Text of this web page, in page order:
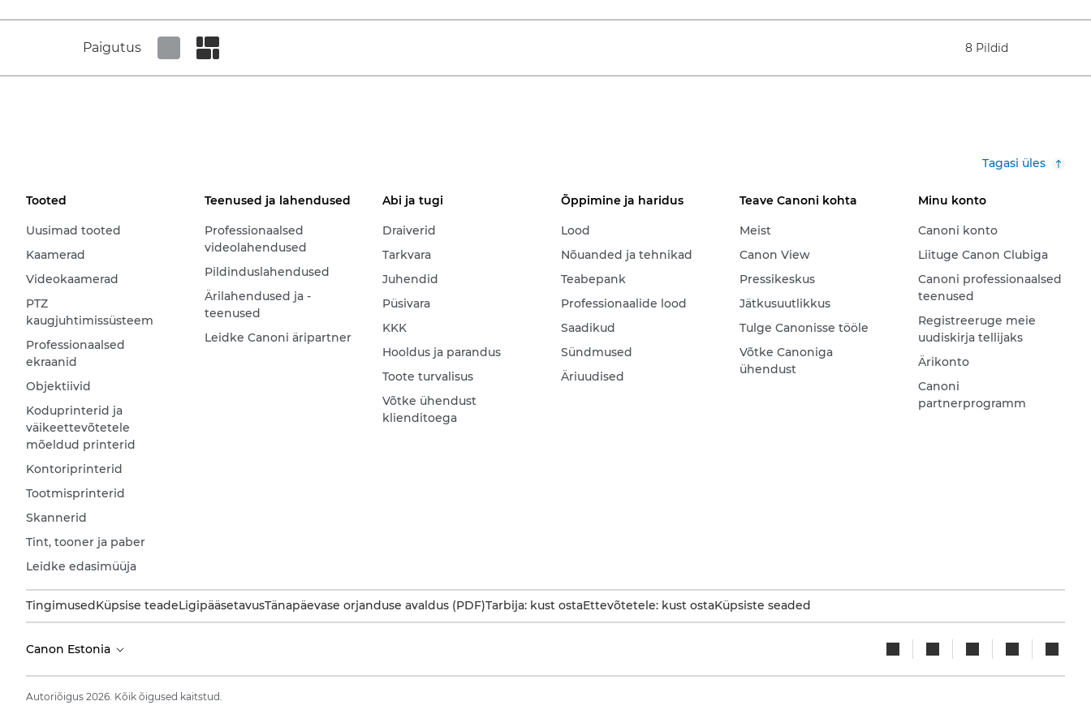
Paigutus 8 Pildid
Tagasi üles
Tooted
Uusimad tooted
Kaamerad
Videokaamerad
PTZ
kaugjuhtimissüsteem
Professionaalsed
ekraanid
Objektiivid
Koduprinterid ja
väikeettevõtetele
mõeldud printerid
Kontoriprinterid
Tootmisprinterid
Skannerid
Tint, tooner ja paber
Leidke edasimüüja
Teenused ja lahendused
Professionaalsed
videolahendused
Pildinduslahendused
Ärilahendused ja -
teenused
Leidke Canoni äripartner
Abi ja tugi
Draiverid
Tarkvara
Juhendid
Püsivara
KKK
Hooldus ja parandus
Toote turvalisus
Võtke ühendust
klienditoega
Õppimine ja haridus
Lood
Nõuanded ja tehnikad
Teabepank
Professionaalide lood
Saadikud
Sündmused
Äriuudised
Teave Canoni kohta
Meist
Canon View
Pressikeskus
Jätkusuutlikkus
Tulge Canonisse tööle
Võtke Canoniga
ühendust
Minu konto
Canoni konto
Liituge Canon Clubiga
Canoni professionaalsed
teenused
Registreeruge meie
uudiskirja tellijaks
Ärikonto
Canoni
partnerprogramm
TingimusedKüpsise teadeLigipääsetavusTänapäevase orjanduse avaldus (PDF)Tarbija: kust ostaEttevõtetele: kust ostaKüpsiste seaded
Canon Estonia
Autoriõigus 2026. Kõik õigused kaitstud.